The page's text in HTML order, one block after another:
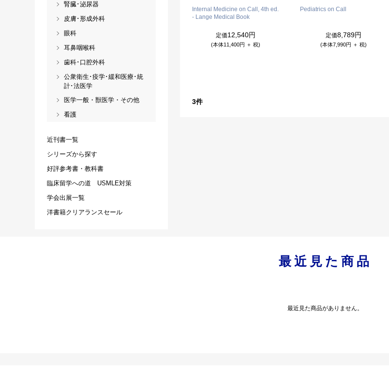
Internal Medicine on Call, 4th ed.
- Lange Medical Book
定価12,540円
(本体11,400円 ＋ 税)
Pediatrics on Call
定価8,789円
(本体7,990円 ＋ 税)
3件
腎臓･泌尿器
皮膚･形成外科
眼科
耳鼻咽喉科
歯科･口腔外科
公衆衛生･疫学･緩和医療･統
計･法医学
医学一般・獣医学・その他
看護
近刊書一覧
シリーズから探す
好評参考書・教科書
臨床留学への道 USMLE対策
学会出展一覧
洋書籍クリアランスセール
最近見た商品
最近見た商品がありません。